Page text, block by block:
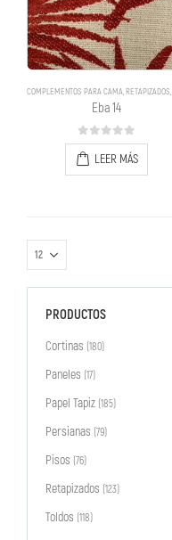
COMPLEMENTOS PARA CAMA, RETAPIZADOS,
Eba 14
0out of 5
LEER MÁS
PRODUCTOS
Cortinas (180)
Paneles (17)
Papel Tapiz (185)
Persianas (79)
Pisos (76)
Retapizados (123)
Toldos (118)